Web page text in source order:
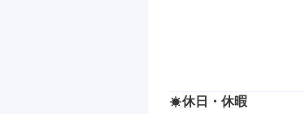
休日・休暇